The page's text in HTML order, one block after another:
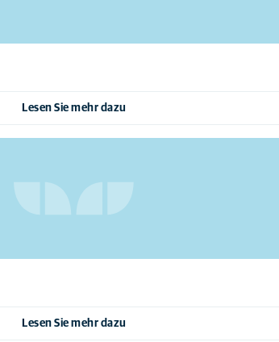
Lesen Sie mehr dazu
Lesen Sie mehr dazu